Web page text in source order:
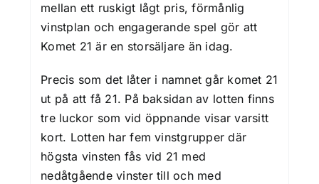
mellan ett ruskigt lågt pris, förmånlig
vinstplan och engagerande spel gör att
Komet 21 är en storsäljare än idag.
Precis som det låter i namnet går komet 21
ut på att få 21. På baksidan av lotten finns
tre luckor som vid öppnande visar varsitt
kort. Lotten har fem vinstgrupper där
högsta vinsten fås vid 21 med
nedåtgående vinster till och med